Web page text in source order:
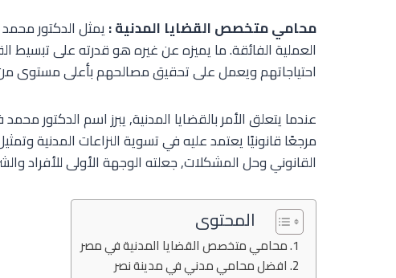
محامي متخصص القضايا المدنية :يمثل الدكتور
العملية الفائقة. ما يميزه عن غيره هو قدرته على تبسيط
احتياجاتهم ويعمل على تحقيق مصالحهم بأعلى مستوى من
عندما يتعلق الأمر بالقضايا المدنية, يبرز اسم الدكتور
مرجعًا قانونيًا يعتمد عليه في تسوية النزاعات المدنية
القانوني وحل المشكلات, جعلته الوجهة الأولى للأفراد
المحتوى
محامي متخصص القضايا المدنية في مصر
افضل محامي مدني في مدينة نصر